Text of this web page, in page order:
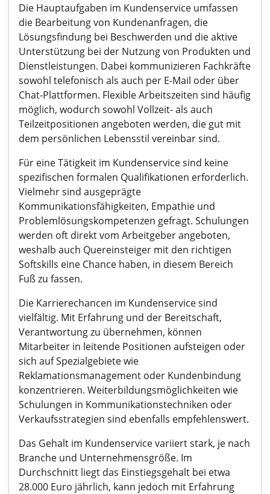
Die Hauptaufgaben im Kundenservice umfassen
die Bearbeitung von Kundenanfragen, die
Lösungsfindung bei Beschwerden und die aktive
Unterstützung bei der Nutzung von Produkten und
Dienstleistungen. Dabei kommunizieren Fachkräfte
sowohl telefonisch als auch per E-Mail oder über
Chat-Plattformen. Flexible Arbeitszeiten sind häufig
möglich, wodurch sowohl Vollzeit- als auch
Teilzeitpositionen angeboten werden, die gut mit
dem persönlichen Lebensstil vereinbar sind.
Für eine Tätigkeit im Kundenservice sind keine
spezifischen formalen Qualifikationen erforderlich.
Vielmehr sind ausgeprägte
Kommunikationsfähigkeiten, Empathie und
Problemlösungskompetenzen gefragt. Schulungen
werden oft direkt vom Arbeitgeber angeboten,
weshalb auch Quereinsteiger mit den richtigen
Softskills eine Chance haben, in diesem Bereich
Fuß zu fassen.
Die Karrierechancen im Kundenservice sind
vielfältig. Mit Erfahrung und der Bereitschaft,
Verantwortung zu übernehmen, können
Mitarbeiter in leitende Positionen aufsteigen oder
sich auf Spezialgebiete wie
Reklamationsmanagement oder Kundenbindung
konzentrieren. Weiterbildungsmöglichkeiten wie
Schulungen in Kommunikationstechniken oder
Verkaufsstrategien sind ebenfalls empfehlenswert.
Das Gehalt im Kundenservice variiert stark, je nach
Branche und Unternehmensgröße. Im
Durchschnitt liegt das Einstiegsgehalt bei etwa
28.000 Euro jährlich, kann jedoch mit Erfahrung